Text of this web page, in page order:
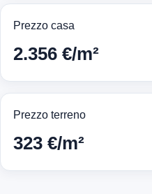
Prezzo casa
2.356 €/m²
Prezzo terreno
323 €/m²